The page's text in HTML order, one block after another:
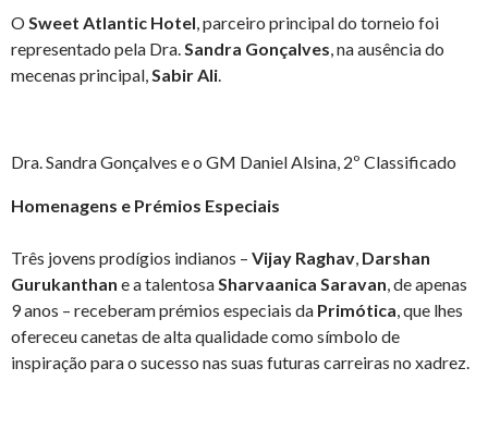
OSweet Atlantic Hotel, parceiro principal do torneio foi
representado pela Dra.Sandra Gonçalves, na ausência do
mecenas principal,Sabir Ali.
Dra. Sandra Gonçalves e o GM Daniel Alsina, 2º Classificado
Homenagens e Prémios Especiais
Três jovens prodígios indianos – Vijay Raghav, Darshan
Gurukanthan e a talentosaSharvaanica Saravan, de apenas
9 anos – receberam prémios especiais da Primótica, que lhes
ofereceu canetas de alta qualidade como símbolo de
inspiração para o sucesso nas suas futuras carreiras no xadrez.